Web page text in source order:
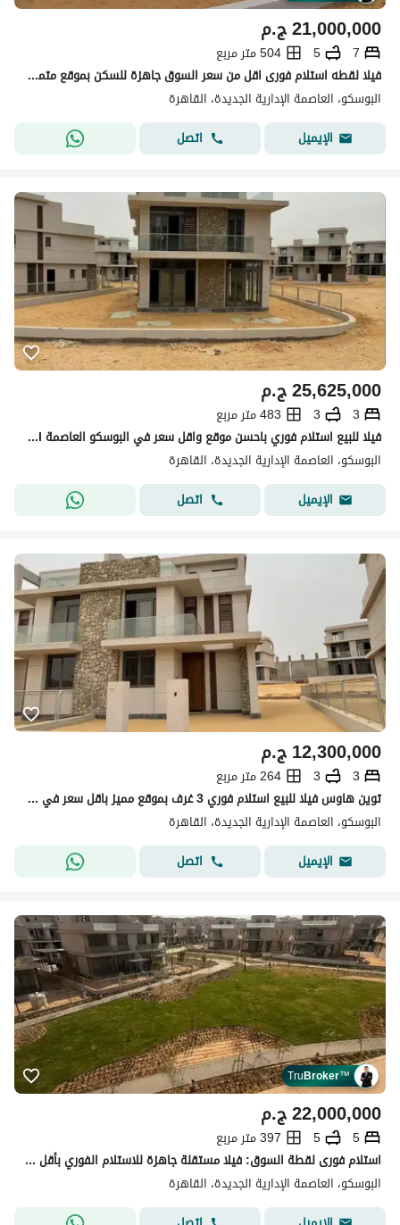
ج.م21,000,000
7
5
504 متر مربع
فيلا لقطه استلام فورى اقل من سعر السوق جاهزة للسكن بموقع متميز فيو البرج الايقونى ومسجد مصر فى البوسكو فى العاصمه الادارية
البوسكو، العاصمة الإدارية الجديدة، القاهرة
الإيميل
اتصل
ج.م25,625,000
3
3
483 متر مربع
فيلا للبيع استلام فوري باحسن موقع واقل سعر في البوسكو العاصمة Il Bosco New Capital
البوسكو، العاصمة الإدارية الجديدة، القاهرة
الإيميل
اتصل
ج.م12,300,000
3
3
264 متر مربع
توين هاوس فيلا للبيع استلام فوري 3 غرف بموقع مميز باقل سعر في البوسكو - العاصمة الجديدة il Bosco
البوسكو، العاصمة الإدارية الجديدة، القاهرة
الإيميل
اتصل
TruBroker™
ج.م22,000,000
5
5
397 متر مربع
استلام فورى لقطة السوق: فيلا مستقلة جاهزة للاستلام الفوري بأقل من سعر السوق في البوسكو العاصمه
البوسكو، العاصمة الإدارية الجديدة، القاهرة